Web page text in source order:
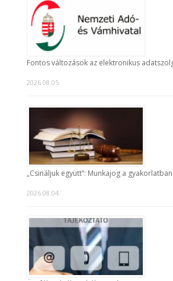
Fontos változások az elektronikus
2026.08.05.
„Csináljuk együtt”: Munkajog a gyakorlatban!
2026.08.04.